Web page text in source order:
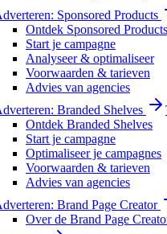
Sponsored Products
Ontdek Sponsored Products
Start je campagne
Analyseer & optimaliseer
Voorwaarden & tarieven
Advies van agencies
Branded Shelves
Ontdek Branded Shelves
Start je campagne
Optimaliseer je campagnes
Voorwaarden & tarieven
Advies van agencies
Brand Page Creator
Over de Brand Page